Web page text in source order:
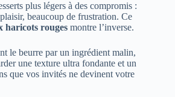
plus légers à des compromis :
beaucoup de frustration. Ce
haricots rouges montre l’inverse.
le beurre par un ingrédient malin,
une texture ultra fondante et un
que vos invités ne devinent votre